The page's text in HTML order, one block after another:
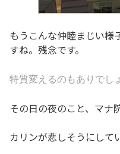
もうこんな仲睦まじい様
すね。残念です。
特質変えるのもありでし
その日の夜のこと、マナ
カリンが悲しそうにして